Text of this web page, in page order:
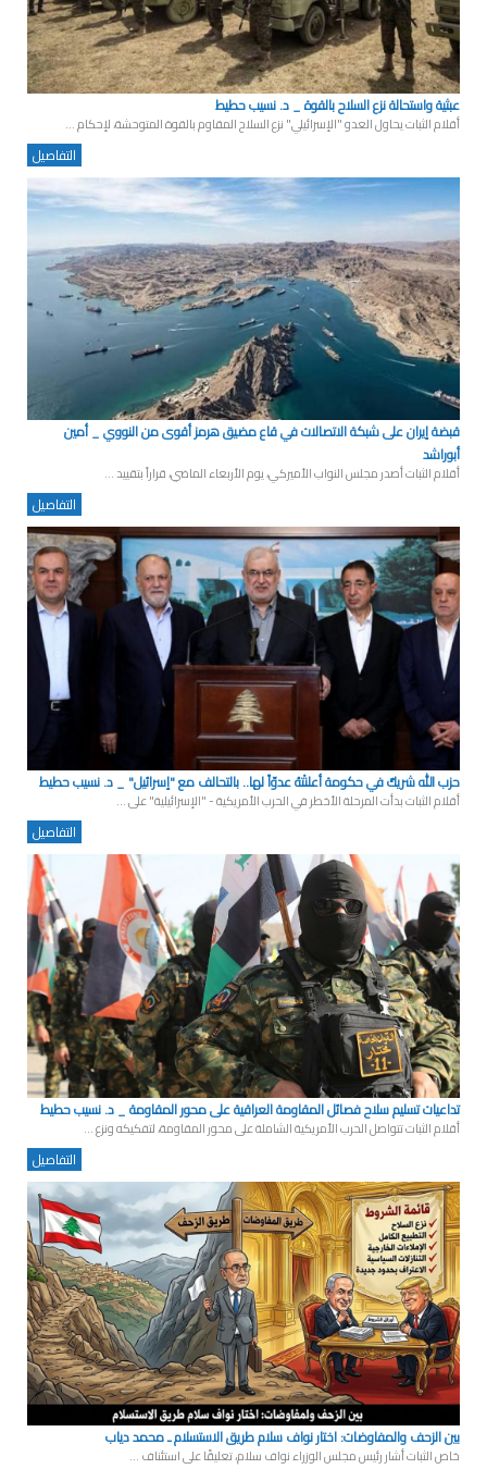
عبثية واستحالة نزع السلاح بالقوة _ د. نسيب حطيط
أقلام الثبات يحاول العدو "الإسرائيلي" نزع السلاح المقاوم بالقوة المتوحشة، لإحكام ...
التفاصيل
قبضة إيران على شبكة الاتصالات في قاع مضيق هرمز أقوى من النووي _ أمين
أبوراشد
أقلام الثبات أصدر مجلس النواب الأميركي، يوم الأربعاء الماضي، قراراً بتقييد ...
التفاصيل
حزب الله شريكٌ في حكومة أعلنتْهُ عدوّاً لها.. بالتحالف مع "إسرائيل" _ د. نسيب حطيط
أقلام الثبات بدأت المرحلة الأخطر في الحرب الأمريكية - "الإسرائيلية" على ...
التفاصيل
تداعيات تسليم سلاح فصائل المقاومة العراقية على محور المقاومة _ د. نسيب حطيط
أقلام الثبات تتواصل الحرب الأمريكية الشاملة على محور المقاومة، لتفكيكه ونزع ...
التفاصيل
بين الزحف والمفاوضات: اختار نواف سلام طريق الاستسلام ـ محمد دياب
خاص الثبات أشار رئيس مجلس الوزراء نواف سلام، تعليقًا على استئناف ...